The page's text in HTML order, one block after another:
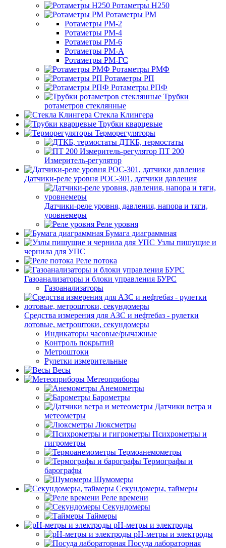
Ротаметры H250
Ротаметры РМ
Ротаметры РМ-2
Ротаметры РМ-4
Ротаметры РМ-6
Ротаметры РМ-А
Ротаметры РМ-ГС
Ротаметры РМФ
Ротаметры РП
Ротаметры РПФ
Трубки
ротаметров стеклянные
Стекла Клингера
Трубки кварцевые
Терморегуляторы
ДТКБ, термостаты
ПТ 200
Измеритель-регулятор
Датчики-реле уровня РОС-301, датчики давления
Датчики-реле уровня, давления, напора и тяги,
уровнемеры
Реле уровня
Бумага диаграммная
Узлы пишущие и
чернила для УПС
Реле потока
Газоанализаторы и блоки управления БУРС
Газоанализаторы
Средства измерения для АЗС и нефтебаз - рулетки
лотовые, метроштоки, секундомеры
Индикаторы часовые/рычажные
Контроль покрытий
Метроштоки
Рулетки измерительные
Весы
Метеоприборы
Анемометры
Барометры
Датчики ветра и
метеометры
Люксметры
Психрометры и
гигрометры
Термоанемометры
Термографы и
барографы
Шумомеры
Секундомеры, таймеры
Реле времени
Секундомеры
Таймеры
pH-метры и электроды
pH-метры и электроды
Посуда лабораторная